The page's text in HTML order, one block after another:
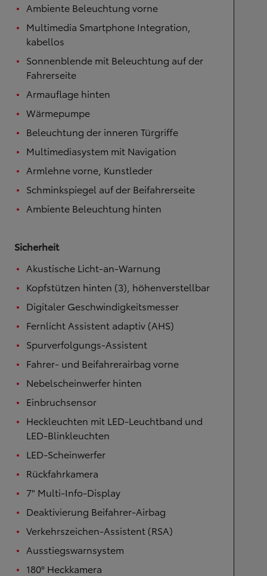
Ambiente Beleuchtung vorne
Multimedia Smartphone Integration,
kabellos
Sonnenblende mit Beleuchtung auf der
Fahrerseite
Armauflage hinten
Wärmepumpe
Beleuchtung der inneren Türgriffe
Multimediasystem mit Navigation
Armlehne vorne, Kunstleder
Schminkspiegel auf der Beifahrerseite
Ambiente Beleuchtung hinten
Sicherheit
Akustische Licht-an-Warnung
Kopfstützen hinten (3), höhenverstellbar
Digitaler Geschwindigkeitsmesser
Fernlicht Assistent adaptiv (AHS)
Spurverfolgungs-Assistent
Fahrer- und Beifahrerairbag vorne
Nebelscheinwerfer hinten
Einbruchsensor
Heckleuchten mit LED-Leuchtband und
LED-Blinkleuchten
LED-Scheinwerfer
Rückfahrkamera
7" Multi-Info-Display
Deaktivierung Beifahrer-Airbag
Verkehrszeichen-Assistent (RSA)
Ausstiegswarnsystem
180° Heckkamera